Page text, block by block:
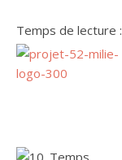
Temps de lecture :